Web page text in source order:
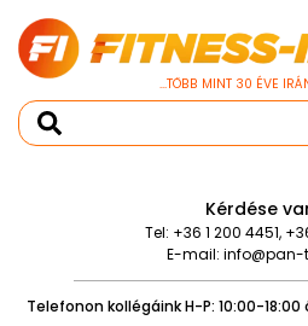
...TÖBB MINT 30 ÉVE
Kérdése
Tel: +36 1 200 4451,
E-mail: info@pan-
Telefonon kollégáink H-P: 10:00-